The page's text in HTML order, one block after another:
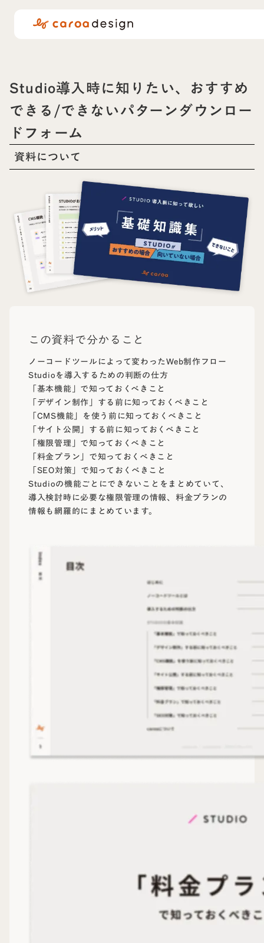
Studio導入時に知りたい、おすすめ
できる/できないパターンダウンロー
ドフォーム
資料について
この資料で分かること
ノーコードツールによって変わったWeb制作フロー
Studioを導入するための判断の仕方
「基本機能」で知っておくべきこと
「デザイン制作」する前に知っておくべきこと
「CMS機能」を使う前に知っておくべきこと
「サイト公開」する前に知っておくべきこと
「権限管理」で知っておくべきこと
「料金プラン」で知っておくべきこと
「SEO対策」で知っておくべきこと
Studioの機能ごとにできないことをまとめていて、
導入検討時に必要な権限管理の情報、料金プランの
情報も網羅的にまとめています。